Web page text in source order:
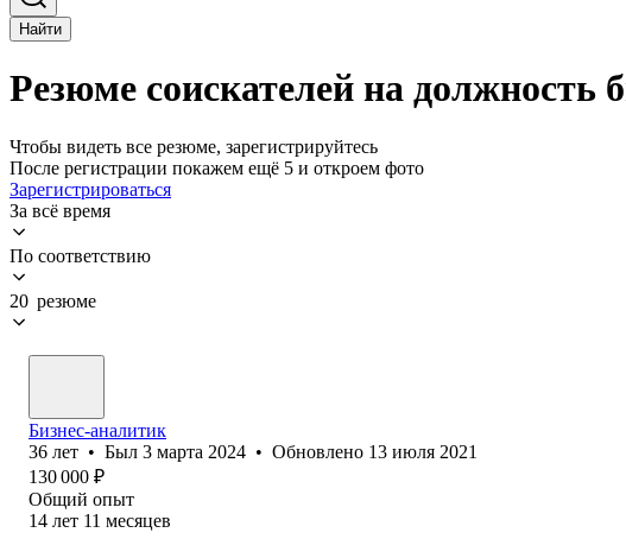
Найти
Резюме соискателей на должность
Чтобы видеть все резюме, зарегистрируйтесь
После регистрации покажем ещё 5 и откроем фото
Зарегистрироваться
За всё время
По соответствию
20 резюме
Бизнес-аналитик
36 лет • Был 3 марта 2024 • Обновлено 13 июля 2021
130 000 ₽
Общий опыт
14 лет 11 месяцев